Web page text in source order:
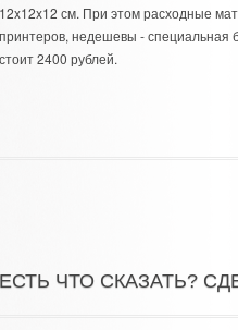
см. При этом расходные
недешевы - специальная
2400 рублей.
ЧТО СКАЗАТЬ?